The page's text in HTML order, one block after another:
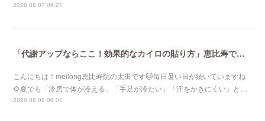
2026.08.07 06:21
「代謝アップならここ！効果的なカイロの貼り方」恵比寿で口コミNo 1美容鍼灸ならmeilong
こんにちは！meilong恵比寿院の太田です🐱毎日暑い日が続いていますね
🌻夏でも「冷房で体が冷える」「手足が冷たい」「汗をかきにくい」と…
2026.08.06 06:01